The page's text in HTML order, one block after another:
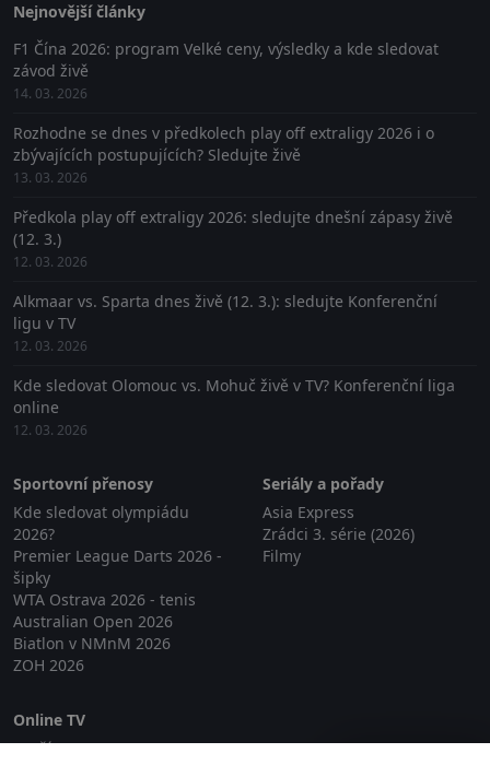
Nejnovější články
F1 Čína 2026: program Velké ceny, výsledky a kde sledovat
závod živě
14. 03. 2026
Rozhodne se dnes v předkolech play off extraligy 2026 i o
zbývajících postupujících? Sledujte živě
13. 03. 2026
Předkola play off extraligy 2026: sledujte dnešní zápasy živě
(12. 3.)
12. 03. 2026
Alkmaar vs. Sparta dnes živě (12. 3.): sledujte Konferenční
ligu v TV
12. 03. 2026
Kde sledovat Olomouc vs. Mohuč živě v TV? Konferenční liga
online
12. 03. 2026
Sportovní přenosy
Kde sledovat olympiádu
2026?
Premier League Darts 2026 -
šipky
WTA Ostrava 2026 - tenis
Australian Open 2026
Biatlon v NMnM 2026
ZOH 2026
Seriály a pořady
Asia Express
Zrádci 3. série (2026)
Filmy
Online TV
Lepší.TV